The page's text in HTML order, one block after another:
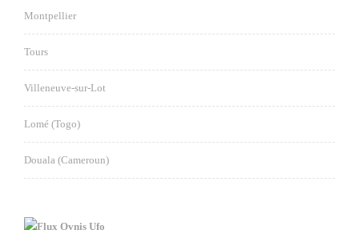
Montpellier
Tours
Villeneuve-sur-Lot
Lomé (Togo)
Douala (Cameroun)
Ovnis Ufo